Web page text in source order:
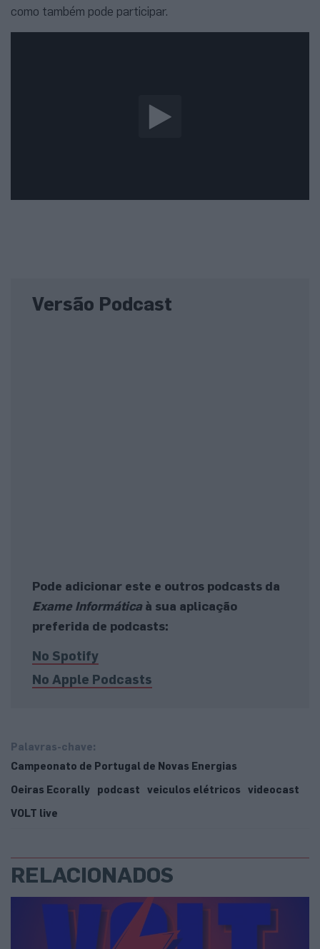
como também pode participar.
Versão Podcast
Pode adicionar este e outros podcasts da
Exame Informáticaà sua aplicação
preferida de podcasts:
No Spotify
No Apple Podcasts
Palavras-chave:
Campeonato de Portugal de Novas Energias
Oeiras Ecorally
podcast veiculos elétricos
videocast
VOLT live
RELACIONADOS